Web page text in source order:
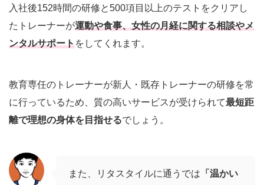
入社後152時間の研修と500項目以上のテストをクリアし
たトレーナーが運動や食事、女性の月経に関する相談やメ
ンタルサポートをしてくれます。
教育専任のトレーナーが新人・既存トレーナーの研修を常
に行っているため、質の高いサービスが受けられて最短距
離で理想の身体を目指せるでしょう。
また、リタスタイルに通うでは 「温かい